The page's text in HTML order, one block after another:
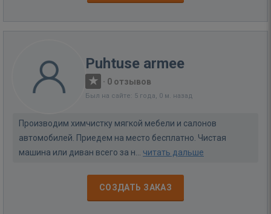
Puhtuse armee
· 0 отзывов
Был на сайте: 5 года, 0 м. назад
Производим химчистку мягкой мебели и салонов
автомобилей. Приедем на место бесплатно. Чистая
машина или диван всего за н... читать дальше
СОЗДАТЬ ЗАКАЗ